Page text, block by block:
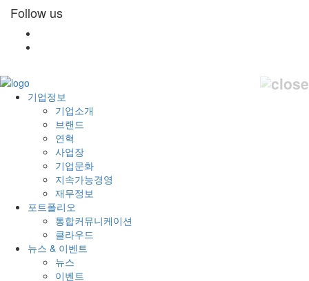
Follow us
기업정보
기업소개
브랜드
연혁
사업장
기업문화
지속가능경영
재무정보
포트폴리오
통합커뮤니케이션
클라우드
뉴스 & 이벤트
뉴스
이벤트